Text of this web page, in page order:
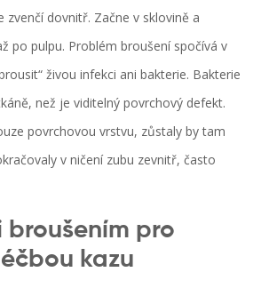
zvenčí dovnitř. Začne v sklovině a
po pulpu. Problém broušení spočívá v
živou infekci ani bakterie. Bakterie
než je viditelný povrchový defekt.
povrchovou vrstvu, zůstaly by tam
v ničení zubu zevnitř, často
broušením pro
kazu